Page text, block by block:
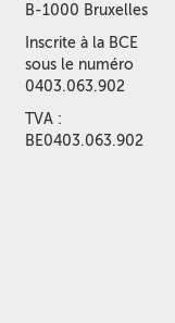
B-1000 Bruxelles
Inscrite à la BCE
sous le numéro
0403.063.902
TVA :
BE0403.063.902